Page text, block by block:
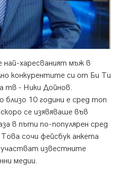
харесваният мъж в
конкурентите си от Би Ти
тв - Ники Дойнов.
10 години е сред топ
се изявяваше във
в пъти по-популярен сред
сочи фейсбук анкета
известните
медии.